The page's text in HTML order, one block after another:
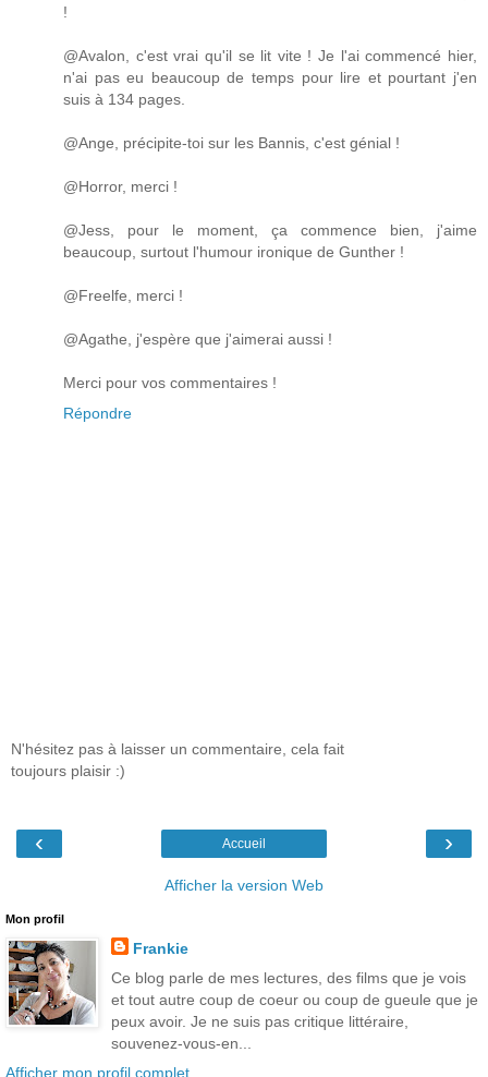
!
@Avalon, c'est vrai qu'il se lit vite ! Je l'ai commencé hier,
n'ai pas eu beaucoup de temps pour lire et pourtant j'en
suis à 134 pages.
@Ange, précipite-toi sur les Bannis, c'est génial !
@Horror, merci !
@Jess, pour le moment, ça commence bien, j'aime
beaucoup, surtout l'humour ironique de Gunther !
@Freelfe, merci !
@Agathe, j'espère que j'aimerai aussi !
Merci pour vos commentaires !
Répondre
N'hésitez pas à laisser un commentaire, cela fait
toujours plaisir :)
‹ ›
Accueil
Afficher la version Web
Mon profil
Frankie
Ce blog parle de mes lectures, des films que je vois
et tout autre coup de coeur ou coup de gueule que je
peux avoir. Je ne suis pas critique littéraire,
souvenez-vous-en...
Afficher mon profil complet